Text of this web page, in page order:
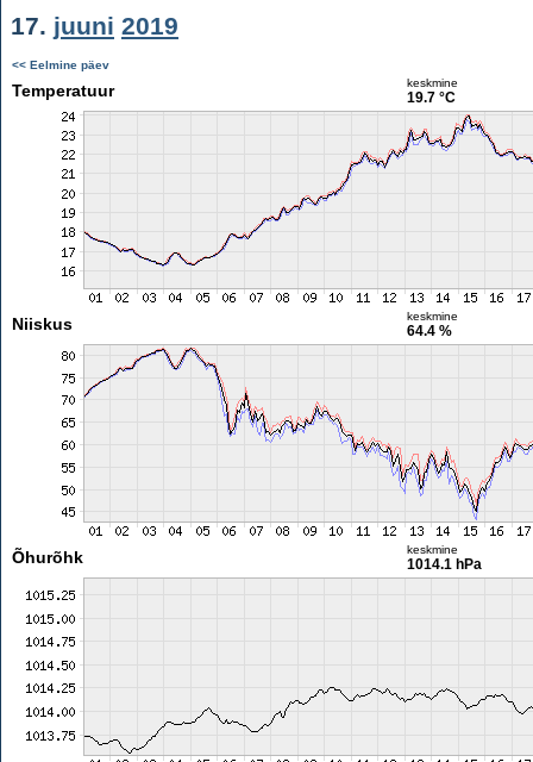
17. juuni 2019
<< Eelmine päev
Temperatuur keskmine
19.7 °C
Niiskus keskmine
64.4 %
Õhurõhk keskmine
1014.1 hPa